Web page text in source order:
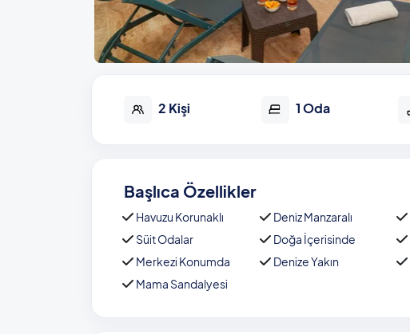
2 Kişi 1 Oda
Başlıca Özellikler
Havuzu Korunaklı Deniz Manzaralı
Süit Odalar
Doğa İçerisinde
Merkezi Konumda
Denize Yakın
Mama Sandalyesi